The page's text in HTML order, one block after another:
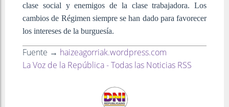
clase social y enemigos de la clase trabajadora. Los
cambios de Régimen siempre se han dado para favorecer
los intereses de la burguesía.
Fuente → haizeagorriak.wordpress.com
La Voz de la República - Todas las Noticias RSS